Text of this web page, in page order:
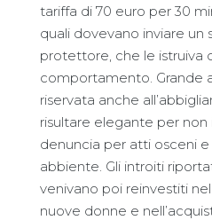
tariffa di 70 euro per 30
quali dovevano inviare un
protettore, che le istruiva
comportamento. Grande
riservata anche
risultare elegante per non
denuncia per atti osceni
abbiente. Gli introiti
venivano poi reinvestiti
nuove donne e